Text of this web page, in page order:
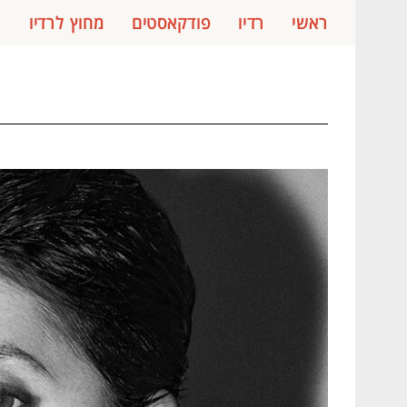
ראשי רדיו פודקאסטים מחוץ לרדיו